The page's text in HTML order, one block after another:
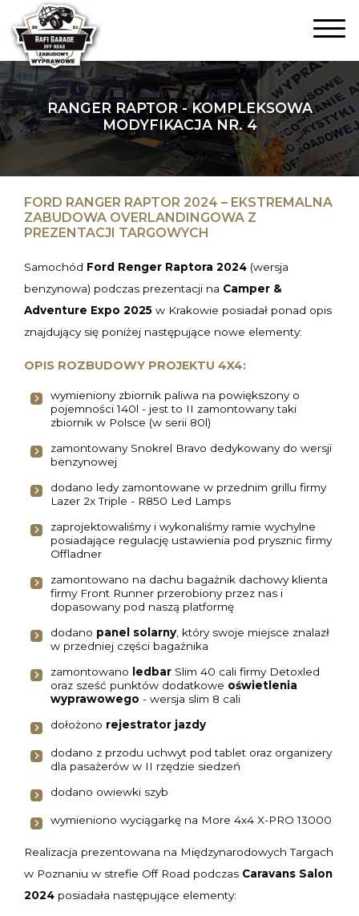
RANGER RAPTOR - KOMPLEKSOWA
MODYFIKACJA NR. 4
FORD RANGER RAPTOR 2024 – EKSTREMALNA
ZABUDOWA OVERLANDINGOWA Z
PREZENTACJI TARGOWYCH
Samochód Ford Renger Raptora 2024 (wersja
benzynowa) podczas prezentacji na Camper &
Adventure Expo 2025 w Krakowie posiadał ponad opis
znajdujący się poniżej następujące nowe elementy:
OPIS ROZBUDOWY PROJEKTU 4X4:
wymieniony zbiornik paliwa na powiększony o
pojemności 140l - jest to II zamontowany taki
zbiornik w Polsce (w serii 80l)
zamontowany Snokrel Bravo dedykowany do wersji
benzynowej
dodano ledy zamontowane w przednim grillu firmy
Lazer 2x Triple - R850 Led Lamps
zaprojektowaliśmy i wykonaliśmy ramie wychylne
posiadające regulację ustawienia pod prysznic firmy
Offladner
zamontowano na dachu bagażnik dachowy klienta
firmy Front Runner przerobiony przez nas i
dopasowany pod naszą platformę
dodano panel solarny , który swoje miejsce znalazł
w przedniej części bagażnika
zamontowano ledbar Slim 40 cali firmy Detoxled
oraz sześć punktów dodatkowe oświetlenia
wyprawowego - wersja slim 8 cali
dołożono rejestrator jazdy
dodano z przodu uchwyt pod tablet oraz organizery
dla pasażerów w II rzędzie siedzeń
dodano owiewki szyb
wymieniono wyciągarkę na More 4x4 X-PRO 13000
Realizacja prezentowana na Międzynarodowych Targach
w Poznaniu w strefie Off Road podczas Caravans Salon
2024 posiadała następujące elementy: